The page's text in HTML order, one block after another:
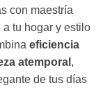
con maestría
tu hogar y estilo
eficiencia
atemporal ,
de tus días